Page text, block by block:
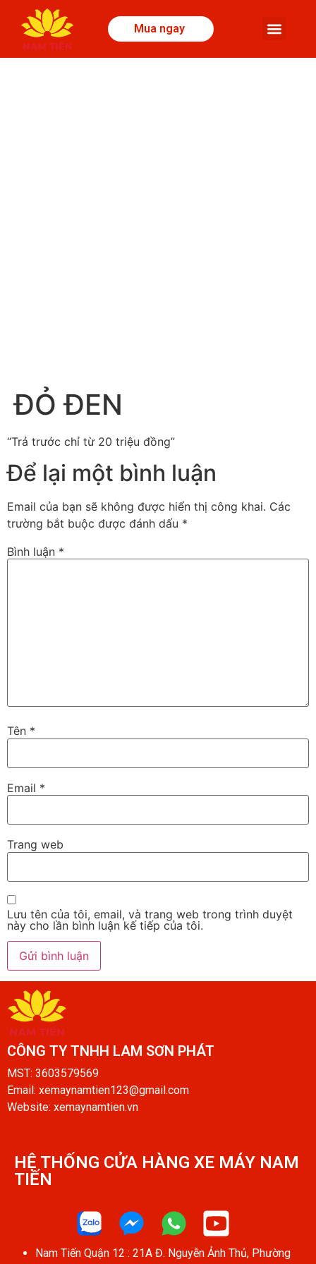
Mua ngay
ĐỎ ĐEN
“Trả trước chỉ từ 20 triệu đồng”
Để lại một bình luận
Email của bạn sẽ không được hiển thị công khai. Các
trường bắt buộc được đánh dấu *
Bình luận *
Tên *
Email *
Trang web
Lưu tên của tôi, email, và trang web trong trình duyệt
này cho lần bình luận kế tiếp của tôi.
CÔNG TY TNHH LAM SƠN PHÁT​
MST: 3603579569
Email: xemaynamtien123@gmail.com
Website: xemaynamtien.vn
HỆ THỐNG CỬA HÀNG XE MÁY NAM
TIẾN​
Nam Tiến Quận 12 : 21A Đ. Nguyễn Ảnh Thủ, Phường